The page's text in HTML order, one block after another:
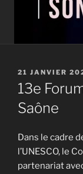
PUBLIÉ
LE
21 JANVIER
13e
Saône
Dans le cadre
l’UNESCO, le
partenariat